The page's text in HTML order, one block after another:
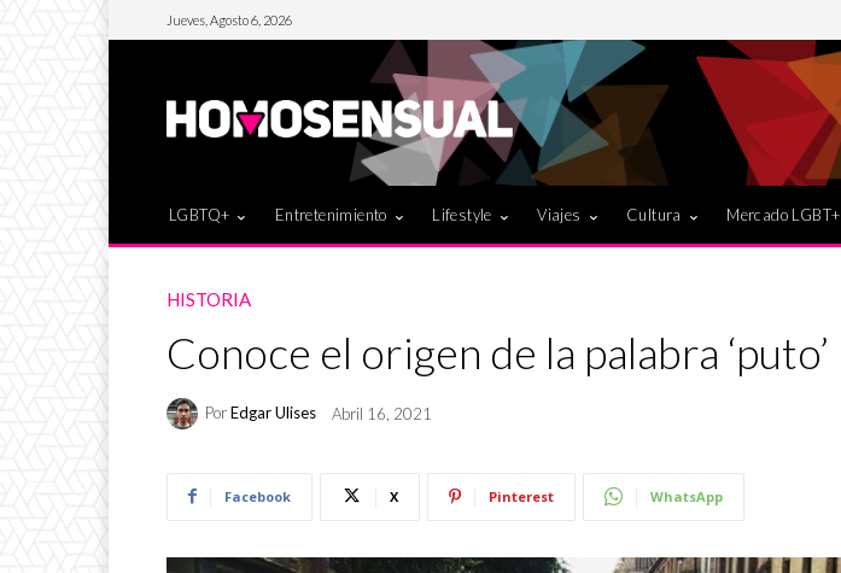
Jueves, Agosto 6, 2026
LGBTQ+ Entretenimiento Lifestyle Viajes Cultura Mercado LGBT+
HISTORIA
Conoce el origen de la palabra ‘puto’
PorEdgar Ulises Abril 16, 2021
Facebook X Pinterest WhatsApp